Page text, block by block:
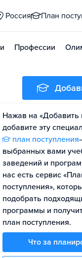
Россия План
Профессии
Нажав на «Добавить
добавите эту
план поступления
выбранных вами
заведений и
нас есть сервис
поступления»,
подобрать
программы и
план поступления.
Что за